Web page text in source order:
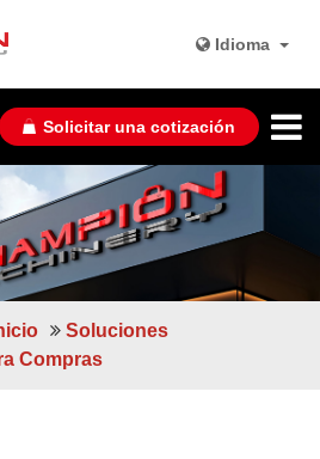
Idioma
Solicitar una cotización
Soluciones
Compras